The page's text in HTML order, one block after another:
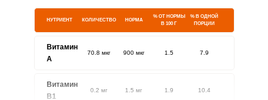
НУТРИЕНТ КОЛИЧЕСТВО НОРМА
% ОТ НОРМЫ
В 100 Г
% В ОДНОЙ
ПОРЦИИ
Витамин
A
70.8 мкг 900 мкг 1.5 7.9
Витамин
В1
0.2 мг 1.5 мг 1.9 10.4